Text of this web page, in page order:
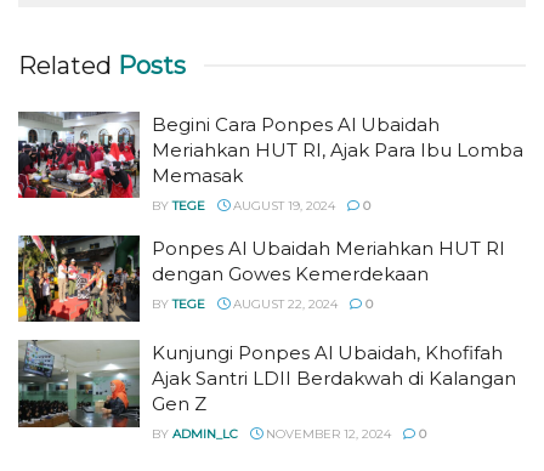
Related Posts
Begini Cara Ponpes Al Ubaidah
Meriahkan HUT RI, Ajak Para Ibu Lomba
Memasak
BY TEGE AUGUST 19, 2024 0
Ponpes Al Ubaidah Meriahkan HUT RI
dengan Gowes Kemerdekaan
BY TEGE AUGUST 22, 2024 0
Kunjungi Ponpes Al Ubaidah, Khofifah
Ajak Santri LDII Berdakwah di Kalangan
Gen Z
BY ADMIN_LC NOVEMBER 12, 2024 0